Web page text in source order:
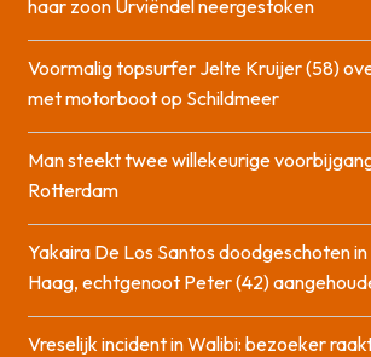
haar zoon Urviëndel neergestoken
Voormalig topsurfer Jelte Kruijer (58)
met motorboot op Schildmeer
Man steekt twee willekeurige
Rotterdam
Yakaira De Los Santos doodgeschoten
Haag, echtgenoot Peter (42)
Vreselijk incident in Walibi: bezoeker